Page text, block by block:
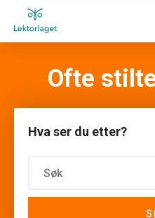
Ofte
Hva ser du etter?